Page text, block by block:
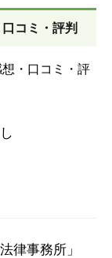
コミ・評判
・口コミ・評
律事務所」